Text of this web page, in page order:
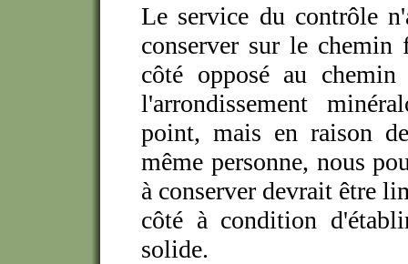
Le service du contrôle
conserver sur le
côté opposé au
l'arrondissement
point, mais en raison
même personne, nous
à conserver devrait être
côté à condition
solide.